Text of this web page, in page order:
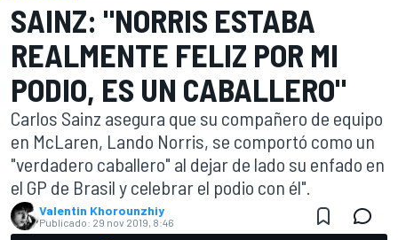
SAINZ: "NORRIS ESTABA
REALMENTE FELIZ POR MI
PODIO, ES UN CABALLERO"
Carlos Sainz asegura que su compañero de equipo
en McLaren, Lando Norris, se comportó como un
"verdadero caballero" al dejar de lado su enfado en
el GP de Brasil y celebrar el podio con él".
Valentin Khorounzhiy
Publicado: 29 nov 2019, 8:46